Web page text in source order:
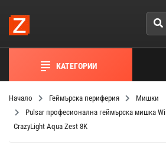
КАТЕГОРИИ
Начало Геймърска периферия
Мишки
Pulsar професионална геймърска мишка
CrazyLight Aqua Zest 8K